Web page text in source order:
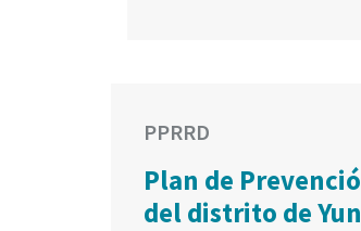
PPRRD
Plan de
del distrito de